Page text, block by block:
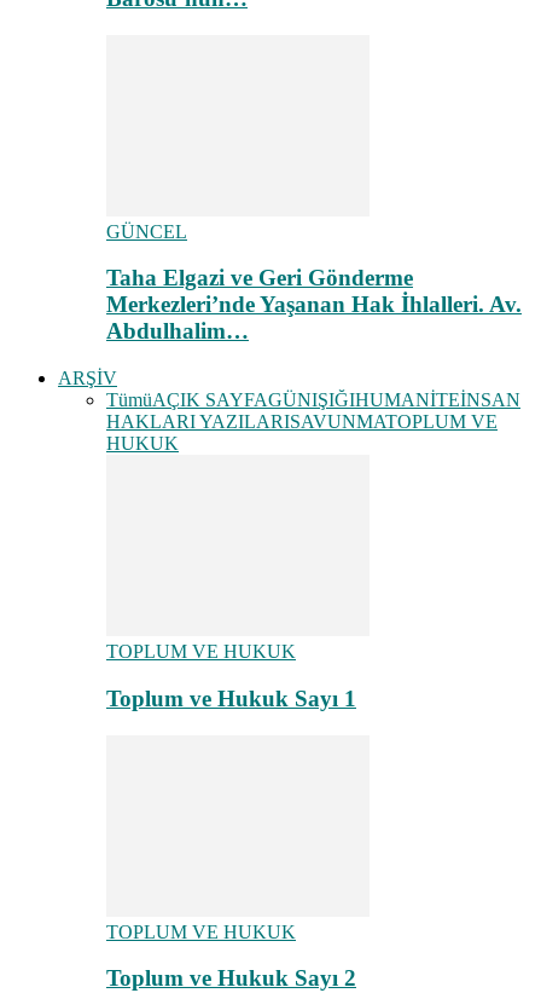
GÜNCEL
Taha Elgazi ve Geri Gönderme
Merkezleri’nde Yaşanan Hak İhlalleri. Av.
Abdulhalim…
ARŞİV
TümüAÇIK SAYFAGÜNIŞIĞIHUMANİTEİNSAN
HAKLARI YAZILARISAVUNMATOPLUM VE
HUKUK
TOPLUM VE HUKUK
Toplum ve Hukuk Sayı 1
TOPLUM VE HUKUK
Toplum ve Hukuk Sayı 2